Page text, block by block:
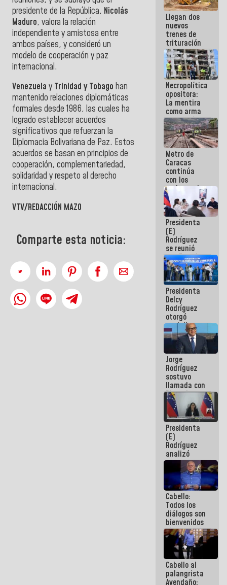
presidente de la República, Nicolás
Maduro, valora la relación
independiente y amistosa entre
ambos países, y consideró un
modelo de cooperación y paz
internacional.
Venezuela y Trinidad y Tobago han
mantenido relaciones diplomáticas
formales desde 1986, las cuales ha
logrado establecer acuerdos
significativos que refuerzan la
Diplomacia Bolivariana de Paz. Estos
acuerdos se basan en principios de
cooperación, complementariedad,
solidaridad y respeto al derecho
internacional.
VTV/REDACCIÓN MAZO
Comparte esta noticia:
que haces
es
embarrarla
Llegan dos
nuevos
trenes de
trituración
para
optimizar
manejo de
escombros
en La Guaira
Necropolítica
opositora:
La mentira
como arma
contra el
Pueblo
Metro de
Caracas
continúa
con los
trabajos de
mantenimiento
e inspección
en la Línea 2
Presidenta
(E)
Rodríguez
se reunió
con Estado
Mayor
Eléctrico
para
abordar
planes de
acción
Presidenta
Delcy
Rodríguez
otorgó
medalla
"Héroe de
Venezuela"
a servidores
públicos
Jorge
Rodríguez
sostuvo
llamada con
Dinorah
Figuera y
acuerdan
primer
encuentro
presencial
para el
diálogo
Presidenta
(E)
Rodríguez
analizó
junto a
gobernadores
planes de
recuperación
del Sistema
Eléctrico
Nacional
Cabello:
Todos los
diálogos son
bienvenidos
siempre que
estén en el
marco de la
Constitución
de la
República
Cabello al
palangrista
Avendaño: